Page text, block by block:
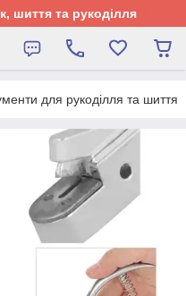
шиття та рукоділля
для рукоділля та шиття